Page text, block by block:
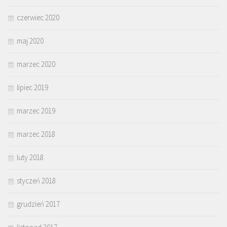
czerwiec 2020
maj 2020
marzec 2020
lipiec 2019
marzec 2019
marzec 2018
luty 2018
styczeń 2018
grudzień 2017